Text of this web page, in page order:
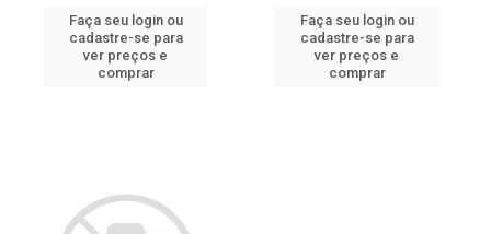
Faça seu login ou
cadastre-se para
ver preços e
comprar
Faça seu login ou
cadastre-se para
ver preços e
comprar